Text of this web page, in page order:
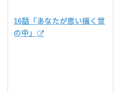
16話「あなたが思い描く世
の中」